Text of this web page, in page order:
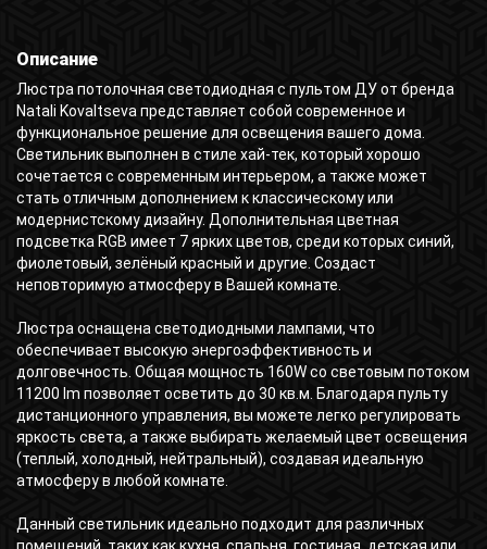
Описание
Люстра потолочная светодиодная с пультом ДУ от бренда
Natali Kovaltseva представляет собой современное и
функциональное решение для освещения вашего дома.
Светильник выполнен в стиле хай-тек, который хорошо
сочетается с современным интерьером, а также может
стать отличным дополнением к классическому или
модернистскому дизайну. Дополнительная цветная
подсветка RGB имеет 7 ярких цветов, среди которых синий,
фиолетовый, зелёный красный и другие. Создаст
неповторимую атмосферу в Вашей комнате.
Люстра оснащена светодиодными лампами, что
обеспечивает высокую энергоэффективность и
долговечность. Общая мощность 160W со световым потоком
11200 lm позволяет осветить до 30 кв.м. Благодаря пульту
дистанционного управления, вы можете легко регулировать
яркость света, а также выбирать желаемый цвет освещения
(теплый, холодный, нейтральный), создавая идеальную
атмосферу в любой комнате.
Данный светильник идеально подходит для различных